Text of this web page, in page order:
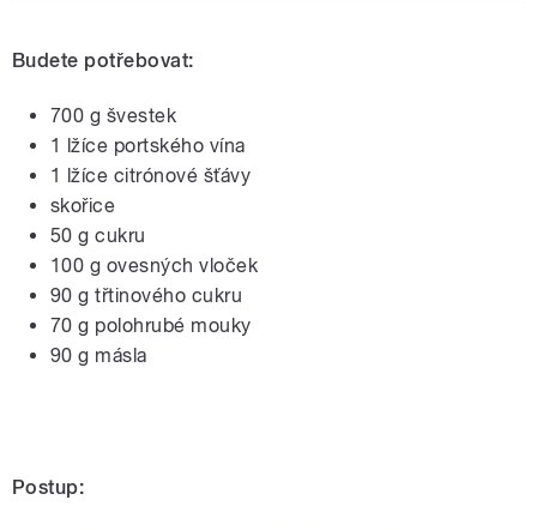
Budete potřebovat:
700 g švestek
1 lžíce portského vína
1 lžíce citrónové šťávy
skořice
50 g cukru
100 g ovesných vloček
90 g třtinového cukru
70 g polohrubé mouky
90 g másla
Postup: